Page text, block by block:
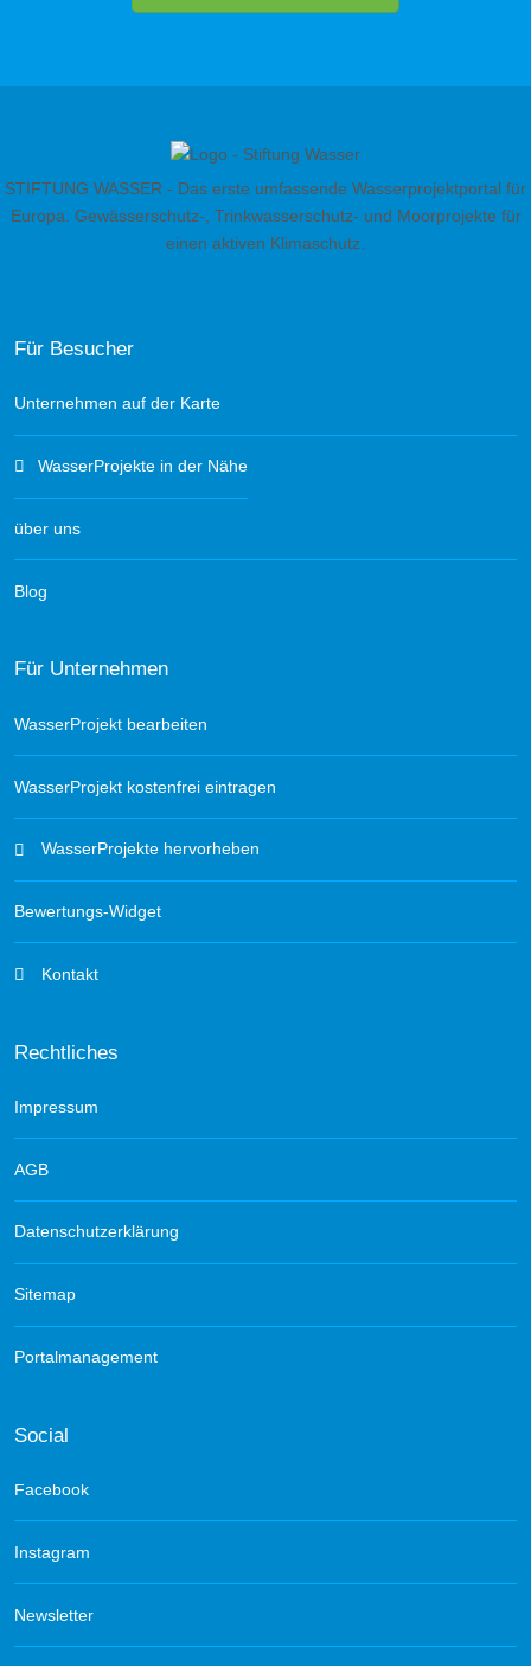
STIFTUNG WASSER - Das erste umfassende Wasserprojektportal für
Europa. Gewässerschutz-, Trinkwasserschutz- und Moorprojekte für
einen aktiven Klimaschutz.
Für Besucher
Unternehmen auf der Karte
WasserProjekte in der Nähe
über uns
Blog
Für Unternehmen
WasserProjekt bearbeiten
WasserProjekt kostenfrei eintragen
WasserProjekte hervorheben
Bewertungs-Widget
Kontakt
Rechtliches
Impressum
AGB
Datenschutzerklärung
Sitemap
Portalmanagement
Social
Facebook
Instagram
Newsletter